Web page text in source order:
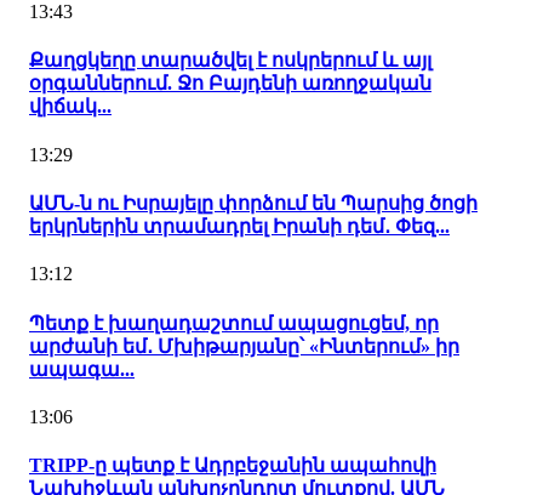
13:43
Քաղցկեղը տարածվել է ոսկրերում և այլ
օրգաններում. Ջո Բայդենի առողջական
վիճակ...
13:29
ԱՄՆ-ն ու Իսրայելը փորձում են Պարսից ծոցի
երկրներին տրամադրել Իրանի դեմ․ Փեզ...
13:12
Պետք է խաղադաշտում ապացուցեմ, որ
արժանի եմ․ Մխիթարյանը՝ «Ինտերում» իր
ապագա...
13:06
TRIPP-ը պետք է Ադրբեջանին ապահովի
Նախիջևան անխոչընդոտ մուտքով. ԱՄՆ